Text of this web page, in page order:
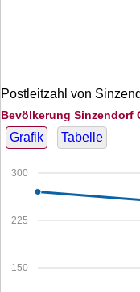
Postleitzahl von
Bevölkerung Sinzendorf
Grafik Tabelle
150
225
300